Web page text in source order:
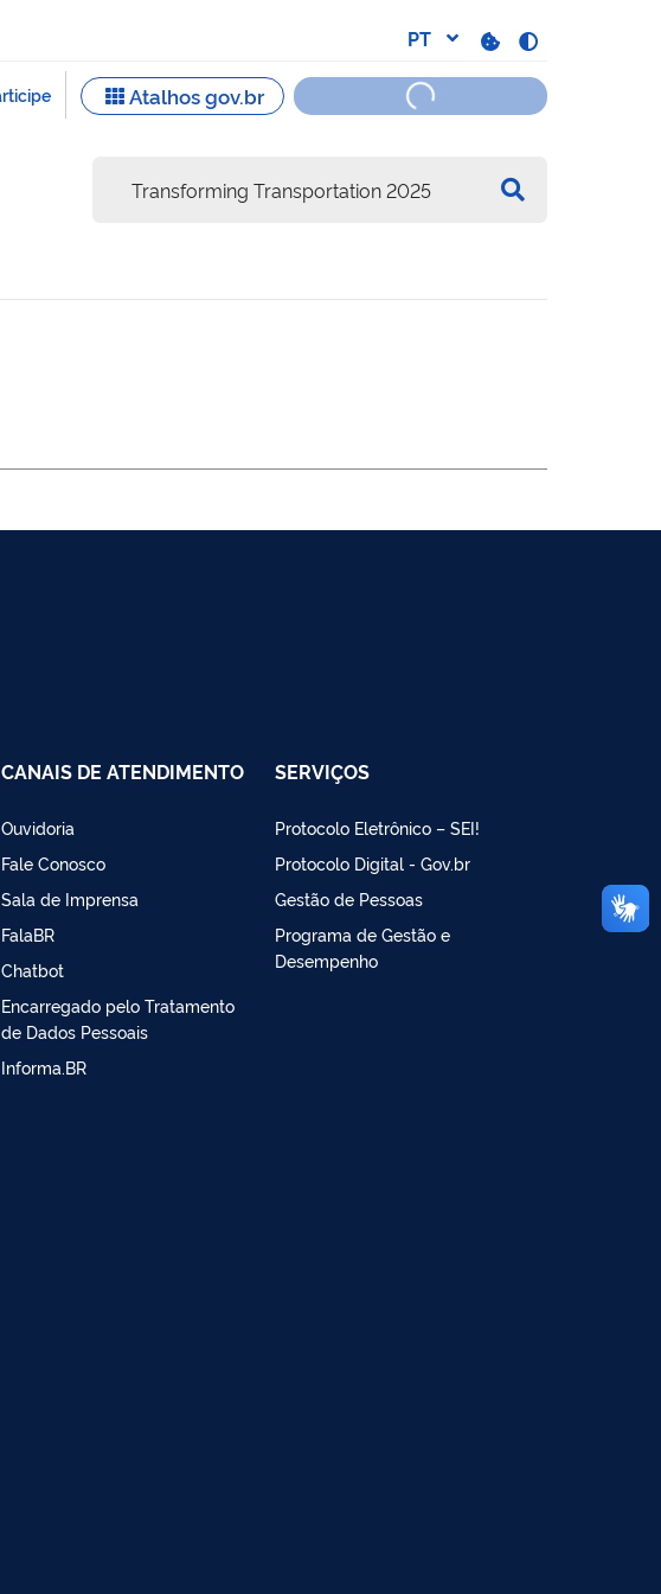
CANAIS DE ATENDIMENTO
Ouvidoria
Fale Conosco
Sala de Imprensa
FalaBR
Chatbot
Encarregado pelo Tratamento
de Dados Pessoais
Informa.BR
SERVIÇOS
Protocolo Eletrônico – SEI!
Protocolo Digital - Gov.br
Gestão de Pessoas
Programa de Gestão e
Desempenho